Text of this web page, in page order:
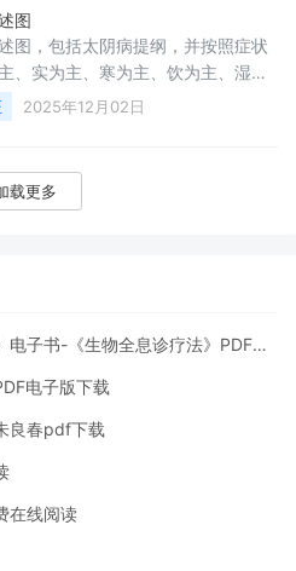
图
图，包括太阴病提纲，并按照症状
、实为主、寒为主、饮为主、湿为
。2025年12月02日
载更多
子书-《生物全息诊疗法》PDF下载阅读
电子版下载
良春pdf下载
在线阅读